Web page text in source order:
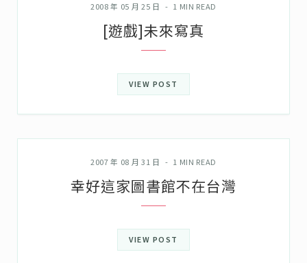
2008 年 05 月 25 日 1 MIN READ
[遊戲]未來寫真
VIEW POST
2007 年 08 月 31 日 1 MIN READ
幸好這家圖書館不在台灣
VIEW POST